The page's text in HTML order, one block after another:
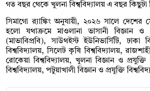
গত বছর থেকে খুলনা বিশ্ববিদ্যালয় এ বছর কিছুটা
সিমাগো র‌্যাঙ্কিং অনুযায়ী, ২০২৬ সালে দেশের
হলো যথাক্রমে মাওলানা ভাসানী বিজ্ঞান ও
(মাভাবিপ্রবি), সাউথইস্ট ইউনিভার্সিটি, ঢাকা
বিশ্ববিদ্যালয়, সিলেট কৃষি বিশ্ববিদ্যালয়,
রোকেয়া বিশ্ববিদ্যালয়, খুলনা বিজ্ঞান ও প্রযুক্তি
বিশ্ববিদ্যালয়, পটুয়াখালী বিজ্ঞান ও প্রযুক্তি